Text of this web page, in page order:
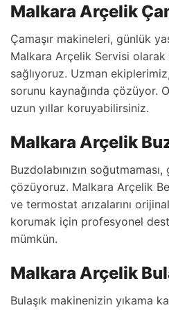
Malkara Arçelik
Çamaşır makineleri, günlük
Malkara Arçelik Servisi olarak
sağlıyoruz. Uzman
sorunu kaynağında çözüyor.
uzun yıllar koruyabilirsiniz.
Malkara Arçelik
Buzdolabınızın
çözüyoruz. Malkara Arçelik
ve termostat arızalarını
korumak için profesyonel
mümkün.
Malkara Arçelik
Bulaşık makinenizin yıkama